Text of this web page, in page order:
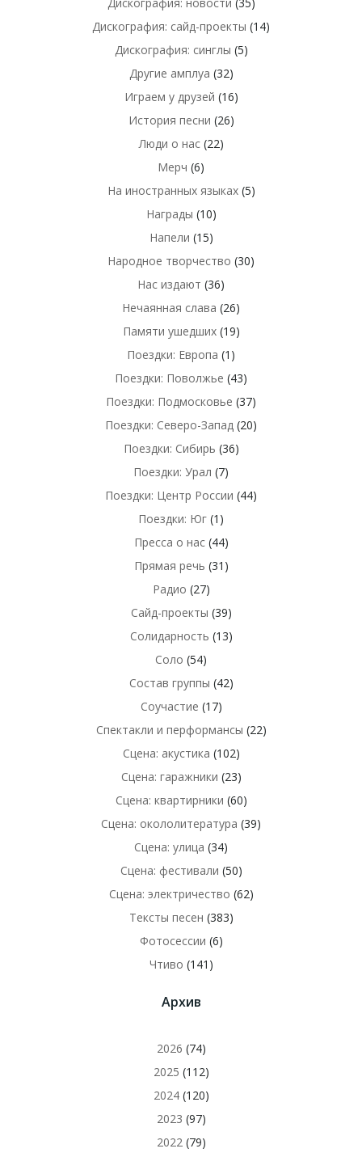
Дискография: сайд-проекты (14)
Дискография: синглы (5)
Другие амплуа (32)
Играем у друзей (16)
История песни (26)
Люди о нас(22)
Мерч (6)
На иностранных языках(5)
Награды (10)
Напели (15)
Народное творчество (30)
Нас издают (36)
Нечаянная слава (26)
Памяти ушедших(19)
Поездки: Европа (1)
Поездки: Поволжье (43)
Поездки: Подмосковье (37)
Поездки: Северо-Запад (20)
Поездки: Сибирь (36)
Поездки: Урал (7)
Поездки: Центр России (44)
Поездки: Юг (1)
Пресса о нас(44)
Прямая речь (31)
Радио (27)
Сайд-проекты (39)
Солидарность (13)
Соло (54)
Состав группы (42)
Соучастие (17)
Спектакли и перформансы (22)
Сцена: акустика (102)
Сцена: гаражники (23)
Сцена: квартирники (60)
Сцена: окололитература (39)
Сцена: улица (34)
Сцена: фестивали (50)
Сцена: электричество (62)
Тексты песен (383)
Фотосессии (6)
Чтиво (141)
Архив
2026 (74)
2025 (112)
2024(120)
2023 (97)
2022(79)